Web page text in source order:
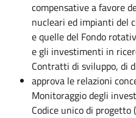
compensative a favore
nucleari ed impianti del
e quelle del Fondo
e gli investimenti in
Contratti di sviluppo, di
approva le relazioni
Monitoraggio degli
Codice unico di progetto